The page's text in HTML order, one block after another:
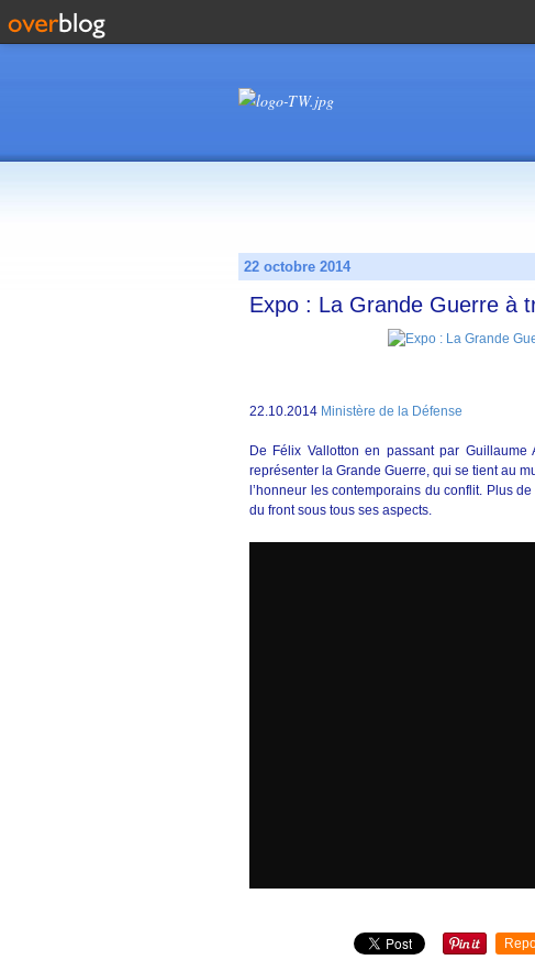
22 octobre 2014
Expo : La Grande Guerre à
22.10.2014 Ministère de la Défense
De Félix Vallotton en passant par Guillaume
représenter la Grande Guerre, qui se tient au
l’honneur les contemporains du conflit. Plus
du front sous tous ses aspects.